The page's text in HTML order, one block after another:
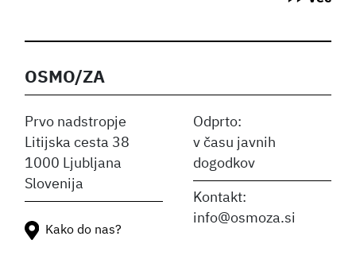
OSMO/ZA
Prvo nadstropje
Litijska cesta 38
1000 Ljubljana
Slovenija
Odprto:
v času javnih
dogodkov
Kontakt:
info@osmoza.si
Kako do nas?